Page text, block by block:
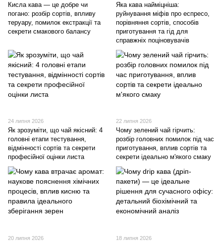
Кисла кава — це добре чи
погано: розбір сортів, впливу
теруару, помилок екстракції та
секрети смакового балансу
Яка кава найміцніша:
руйнування міфів про еспресо,
порівняння сортів, способів
приготування та гід для
справжніх поціновувачів
24 липня 2026
Як зрозуміти, що чай якісний: 4
головні етапи тестування,
відмінності сортів та секрети
професійної оцінки листа
22 липня 2026
Чому зелений чай гірчить:
розбір головних помилок під час
приготування, вплив сортів та
секрети ідеально м'якого смаку
20 липня 2026 18 липня 2026